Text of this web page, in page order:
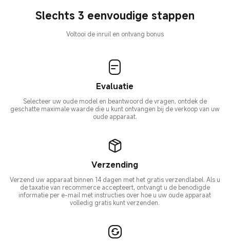
Slechts 3 eenvoudige stappen
Voltooi de inruil en ontvang bonus
Evaluatie
Selecteer uw oude model en beantwoord de vragen, ontdek de
geschatte maximale waarde die u kunt ontvangen bij de verkoop van uw
oude apparaat.
Verzending
Verzend uw apparaat binnen 14 dagen met het gratis verzendlabel. Als u
de taxatie van recommerce accepteert, ontvangt u de benodigde
informatie per e-mail met instructies over hoe u uw oude apparaat
volledig gratis kunt verzenden.